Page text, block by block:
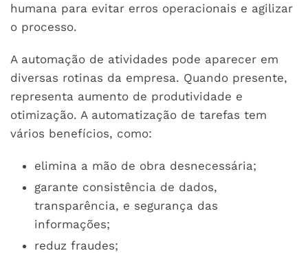
humana para evitar erros operacionais e agilizar
o processo.
A automação de atividades pode aparecer em
diversas rotinas da empresa. Quando presente,
representa aumento de produtividade e
otimização. A automatização de tarefas tem
vários benefícios, como:
elimina a mão de obra desnecessária;
garante consistência de dados,
transparência, e segurança das
informações;
reduz fraudes;